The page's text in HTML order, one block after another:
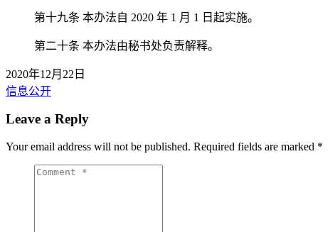
第十九条 本办法自 2020 年 1 月 1 日起实施。
第二十条 本办法由秘书处负责解释。
2020年12月22日
信息公开
Leave a Reply
Your email address will not be published. Required fields are marked *